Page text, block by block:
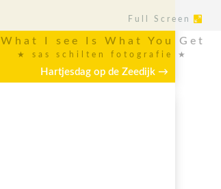
Full Screen
What I see Is What You Get
★ sas schilten fotografie ★
Hartjesdag op de Zeedijk→